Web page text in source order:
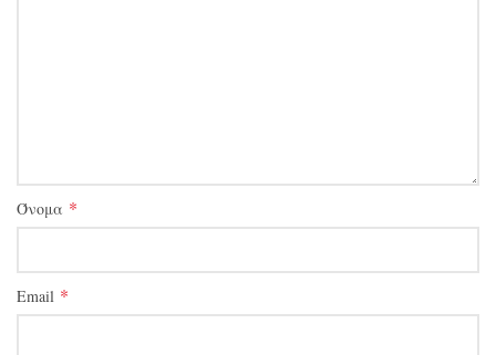
Όνομα *
Email *